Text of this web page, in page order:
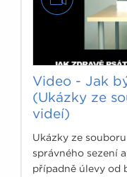
Video - Jak
(Ukázky ze
videí)
Ukázky ze
správného sezení
případně úlevy od